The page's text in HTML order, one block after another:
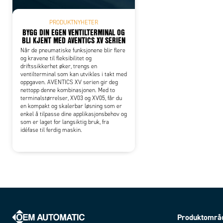
PRODUKTNYHETER
BYGG DIN EGEN VENTILTERMINAL OG
BLI KJENT MED AVENTICS XV SERIEN
Når de pneumatiske funksjonene blir flere
og kravene til fleksibilitet og
driftssikkerhet øker, trengs en
ventilterminal som kan utvikles i takt med
oppgaven. AVENTICS XV serien gir deg
nettopp denne kombinasjonen. Med to
terminalstørrelser, XV03 og XV05, får du
en kompakt og skalerbar løsning som er
enkel å tilpasse dine applikasjonsbehov og
som er laget for langsiktig bruk, fra
idéfase til ferdig maskin.